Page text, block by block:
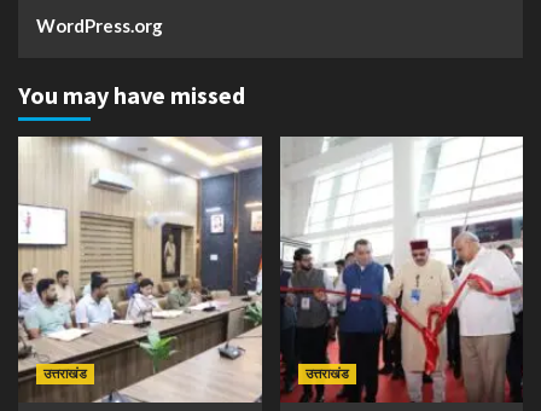
WordPress.org
You may have missed
उत्तराखंड उत्तराखंड